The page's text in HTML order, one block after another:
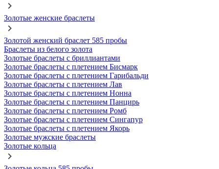
Золотые женские браслеты
Золотой женский браслет 585 пробы
Браслеты из белого золота
Золотые браслеты с бриллиантами
Золотые браслеты с плетением Бисмарк
Золотые браслеты с плетением Гарибальди
Золотые браслеты с плетением Лав
Золотые браслеты с плетением Нонна
Золотые браслеты с плетением Панцирь
Золотые браслеты с плетением Ромб
Золотые браслеты с плетением Сингапур
Золотые браслеты с плетением Якорь
Золотые мужские браслеты
Золотые кольца